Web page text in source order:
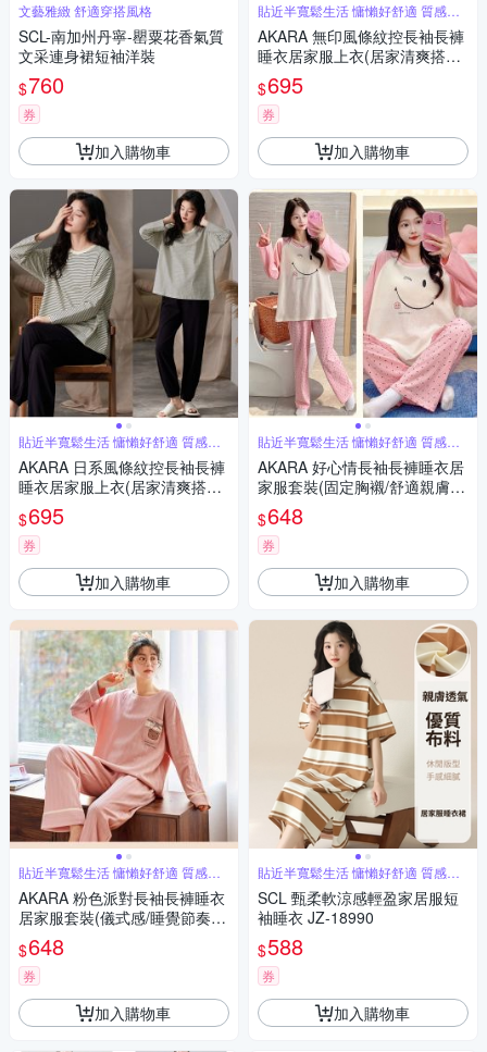
文藝雅緻 舒適穿搭風格
SCL-南加州丹寧-罌粟花香氣質
文采連身裙短袖洋裝
$760
券
加入購物車
貼近半寬鬆生活 慵懶好舒適 質感居
家
AKARA 日系風條紋控長袖長褲
睡衣居家服上衣(居家清爽搭配/
舒適親膚布料/增加柔順舒眠)
$695
券
加入購物車
貼近半寬鬆生活 慵懶好舒適 質感居
家
AKARA 粉色派對長袖長褲睡衣
居家服套裝(儀式感/睡覺節奏/
好睡眠帶來好心情)
$648
券
加入購物車
貼近半寬鬆生活 慵懶好舒適 質感居
家
AKARA 無印風條紋控長袖長褲
睡衣居家服上衣(居家清爽搭配/
舒適親膚布料/增加柔順舒眠)
$695
券
加入購物車
貼近半寬鬆生活 慵懶好舒適 質感居
家
AKARA 好心情長袖長褲睡衣居
家服套裝(固定胸襯/舒適親膚布
料/增加柔順舒眠)
$648
券
加入購物車
貼近半寬鬆生活 慵懶好舒適 質感居
家
SCL 甄柔軟涼感輕盈家居服短
袖睡衣 JZ-18990
$588
券
加入購物車